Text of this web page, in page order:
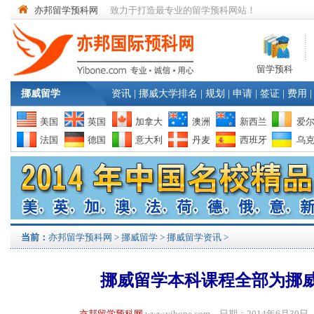
亦邦留学预科网 致力于打造最专业的留学预科网站！
留学预科
挪威留学 资讯 挪威大学排名 规划 申请 签证 费用
美国 英国 加拿大 澳洲 新西兰
爱
法国
德国 意大利 丹麦 西班牙 乌
当前： 亦邦留学预科网 > 挪威留学 > 挪威留学资讯 >
挪威留学本科课程全部为挪